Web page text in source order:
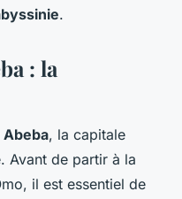
.
: la
, la capitale
Avant de partir à la
il est essentiel de